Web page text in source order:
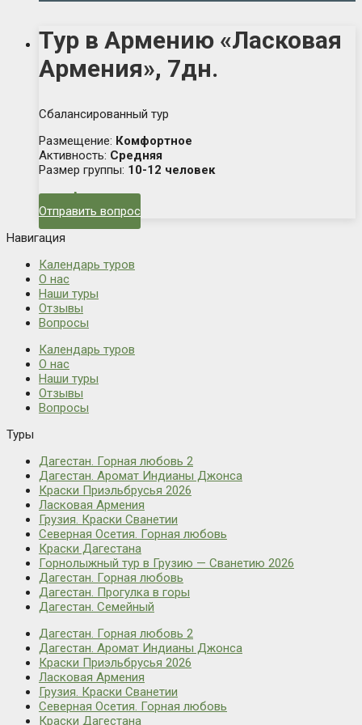
Тур в Армению «Ласковая
Армения», 7дн.
Сбалансированный тур
Размещение: Комфортное
Активность: Средняя
Размер группы: 10-12 человек
Армения
Отправить вопрос
Навигация
Календарь туров
О нас
Наши туры
Отзывы
Вопросы
Календарь туров
О нас
Наши туры
Отзывы
Вопросы
Туры
Дагестан. Горная любовь 2
Дагестан. Аромат Индианы Джонса
Краски Приэльбрусья 2026
Ласковая Армения
Грузия. Краски Сванетии
Северная Осетия. Горная любовь
Краски Дагестана
Горнолыжный тур в Грузию — Сванетию 2026
Дагестан. Горная любовь
Дагестан. Прогулка в горы
Дагестан. Семейный
Дагестан. Горная любовь 2
Дагестан. Аромат Индианы Джонса
Краски Приэльбрусья 2026
Ласковая Армения
Грузия. Краски Сванетии
Северная Осетия. Горная любовь
Краски Дагестана